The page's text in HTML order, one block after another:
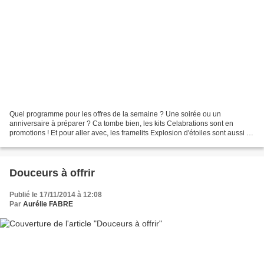
Quel programme pour les offres de la semaine ? Une soirée ou un
anniversaire à préparer ? Ca tombe bien, les kits Celabrations sont en
promotions ! Et pour aller avec, les framelits Explosion d'étoiles sont aussi de
Douceurs à offrir
Publié le 17/11/2014 à 12:08
Par Aurélie FABRE